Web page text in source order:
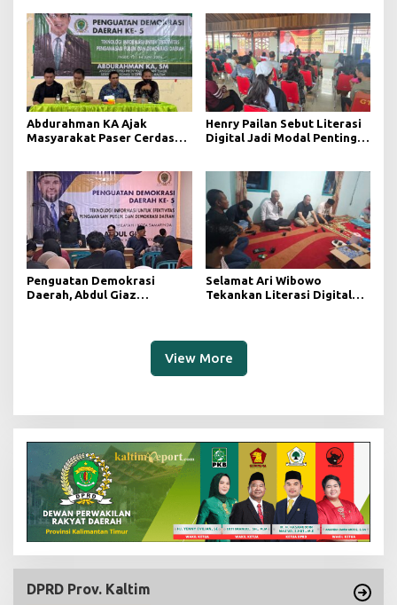
Emas Berlandaskan
Keadilan dan transparansi
keterbukaan informasi
publik
Abdurahman KA Ajak
Masyarakat Paser Cerdas
Henry Pailan Sebut Literasi
Digital Jadi Modal Penting
Penguatan Demokrasi
Daerah, Abdul Giaz
Selamat Ari Wibowo
Tekankan Literasi Digital
View More
DPRD Prov. Kaltim